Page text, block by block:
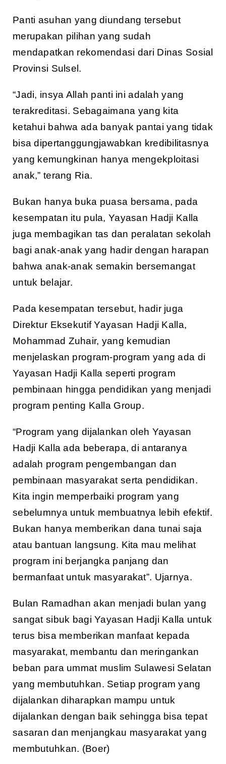
Panti asuhan yang diundang tersebut
merupakan pilihan yang sudah
mendapatkan rekomendasi dari Dinas Sosial
Provinsi Sulsel.
“Jadi, insya Allah panti ini adalah yang
terakreditasi. Sebagaimana yang kita
ketahui bahwa ada banyak pantai yang tidak
bisa dipertanggungjawabkan kredibilitasnya
yang kemungkinan hanya mengekploitasi
anak,” terang Ria.
Bukan hanya buka puasa bersama, pada
kesempatan itu pula, Yayasan Hadji Kalla
juga membagikan tas dan peralatan sekolah
bagi anak-anak yang hadir dengan harapan
bahwa anak-anak semakin bersemangat
untuk belajar.
Pada kesempatan tersebut, hadir juga
Direktur Eksekutif Yayasan Hadji Kalla,
Mohammad Zuhair, yang kemudian
menjelaskan program-program yang ada di
Yayasan Hadji Kalla seperti program
pembinaan hingga pendidikan yang menjadi
program penting Kalla Group.
“Program yang dijalankan oleh Yayasan
Hadji Kalla ada beberapa, di antaranya
adalah program pengembangan dan
pembinaan masyarakat serta pendidikan.
Kita ingin memperbaiki program yang
sebelumnya untuk membuatnya lebih efektif.
Bukan hanya memberikan dana tunai saja
atau bantuan langsung. Kita mau melihat
program ini berjangka panjang dan
bermanfaat untuk masyarakat”. Ujarnya.
Bulan Ramadhan akan menjadi bulan yang
sangat sibuk bagi Yayasan Hadji Kalla untuk
terus bisa memberikan manfaat kepada
masyarakat, membantu dan meringankan
beban para ummat muslim Sulawesi Selatan
yang membutuhkan. Setiap program yang
dijalankan diharapkan mampu untuk
dijalankan dengan baik sehingga bisa tepat
sasaran dan menjangkau masyarakat yang
membutuhkan. (Boer)